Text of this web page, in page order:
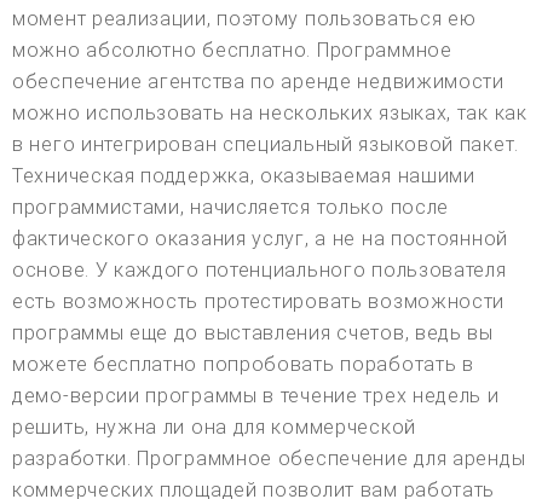
момент реализации, поэтому пользоваться ею
можно абсолютно бесплатно. Программное
обеспечение агентства по аренде недвижимости
можно использовать на нескольких языках, так как
в него интегрирован специальный языковой пакет.
Техническая поддержка, оказываемая нашими
программистами, начисляется только после
фактического оказания услуг, а не на постоянной
основе. У каждого потенциального пользователя
есть возможность протестировать возможности
программы еще до выставления счетов, ведь вы
можете бесплатно попробовать поработать в
демо-версии программы в течение трех недель и
решить, нужна ли она для коммерческой
разработки. Программное обеспечение для аренды
коммерческих площадей позволит вам работать